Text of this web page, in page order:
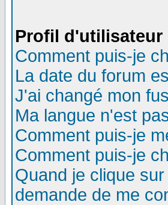
Profil d'utilisateur
Comment puis-je
La date du forum
J'ai changé mon
Ma langue n'est
Comment puis-je
Comment puis-je
Quand je clique
demande de me